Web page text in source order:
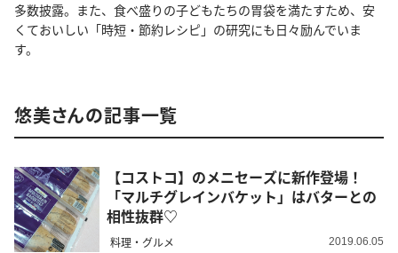
多数披露。また、食べ盛りの子どもたちの胃袋を満たすため、安
くておいしい「時短・節約レシピ」の研究にも日々励んでいま
す。
悠美さんの記事一覧
【コストコ】のメニセーズに新作登場！
「マルチグレインバケット」はバターとの
相性抜群♡
料理・グルメ 2019.06.05